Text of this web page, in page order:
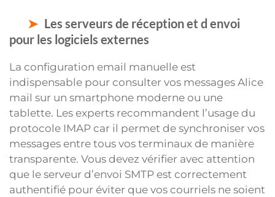
Les serveurs de réception et d envoi
pour les logiciels externes
La configuration email manuelle est
indispensable pour consulter vos messages Alice
mail sur un smartphone moderne ou une
tablette. Les experts recommandent l’usage du
protocole IMAP car il permet de synchroniser vos
messages entre tous vos terminaux de manière
transparente. Vous devez vérifier avec attention
que le serveur d’envoi SMTP est correctement
authentifié pour éviter que vos courriels ne soient